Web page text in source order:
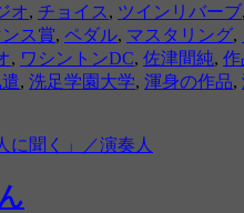
オ, チョイス , ツインリバーブ,
ス賞, ペダル, マスタリング,
, ワシントンDC, 佐津間純, 作
, 洗足学園大学, 渾身の作品,
に聞く」／演奏人